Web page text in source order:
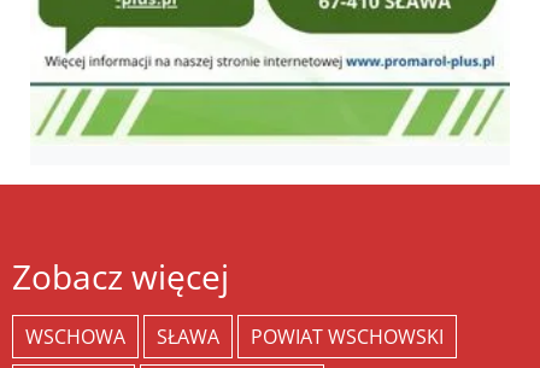
Zobacz więcej
WSCHOWA SŁAWA
POWIAT WSCHOWSKI